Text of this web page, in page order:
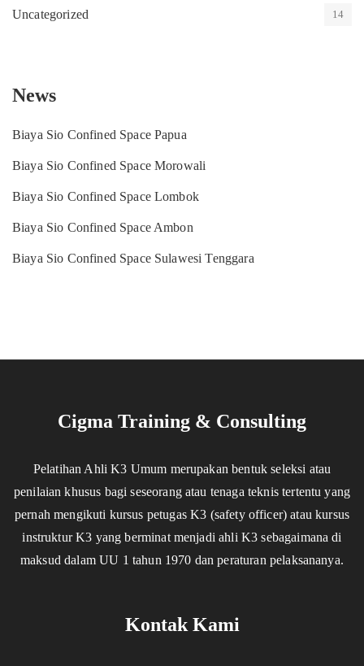
Uncategorized 14
News
Biaya Sio Confined Space Papua
Biaya Sio Confined Space Morowali
Biaya Sio Confined Space Lombok
Biaya Sio Confined Space Ambon
Biaya Sio Confined Space Sulawesi Tenggara
Cigma Training & Consulting
Pelatihan Ahli K3 Umum merupakan bentuk seleksi atau
penilaian khusus bagi seseorang atau tenaga teknis tertentu yang
pernah mengikuti kursus petugas K3 (safety officer) atau kursus
instruktur K3 yang berminat menjadi ahli K3 sebagaimana di
maksud dalam UU 1 tahun 1970 dan peraturan pelaksananya.
Kontak Kami